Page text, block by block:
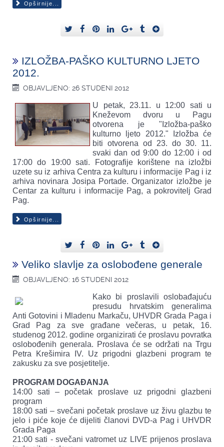
Opširnije...
IZLOŽBA-PAŠKO KULTURNO LJETO
2012.
OBJAVLJENO: 26 STUDENI 2012
U petak, 23.11. u 12:00 sati u
Kneževom dvoru u Pagu
otvorena je "Izložba-paško
kulturno ljeto 2012." Izložba će
biti otvorena od 23. do 30. 11.
svaki dan od 9:00 do 12:00 i od
17:00 do 19:00 sati. Fotografije korištene na izložbi
uzete su iz arhiva Centra za kulturu i informacije Pag i iz
arhiva novinara Josipa Portade. Organizator izložbe je
Centar za kulturu i informacije Pag, a pokrovitelj Grad
Pag.
Opširnije...
Veliko slavlje za oslobođene generale
OBJAVLJENO: 16 STUDENI 2012
Kako bi proslavili oslobađajuću
presudu hrvatskim generalima
Anti Gotovini i Mladenu Markaču, UHVDR Grada Paga i
Grad Pag za sve građane večeras, u petak, 16.
studenog 2012. godine organizirati će proslavu povratka
oslobođenih generala. Proslava će se održati na Trgu
Petra Krešimira IV. Uz prigodni glazbeni program te
zakusku za sve posjetitelje.
PROGRAM DOGAĐANJA
14:00 sati – početak proslave uz prigodni glazbeni
program
18:00 sati – svečani početak proslave uz živu glazbu te
jelo i piće koje će dijeliti članovi DVD-a Pag i UHVDR
Grada Paga
21:00 sati - svečani vatromet uz LIVE prijenos proslava